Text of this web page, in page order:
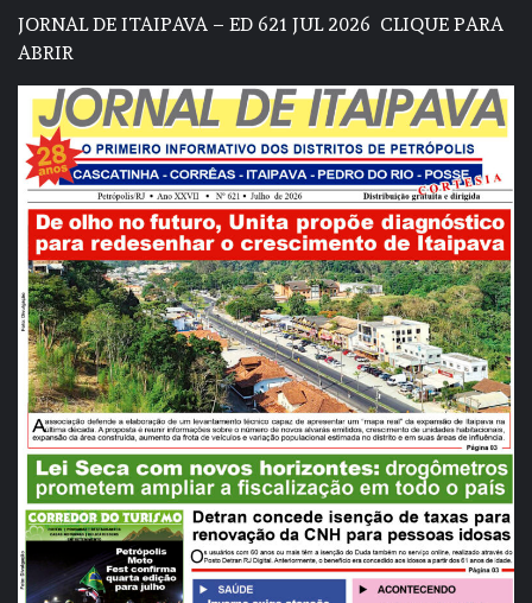
JORNAL DE ITAIPAVA – ED 621 JUL 2026 CLIQUE PARA
ABRIR